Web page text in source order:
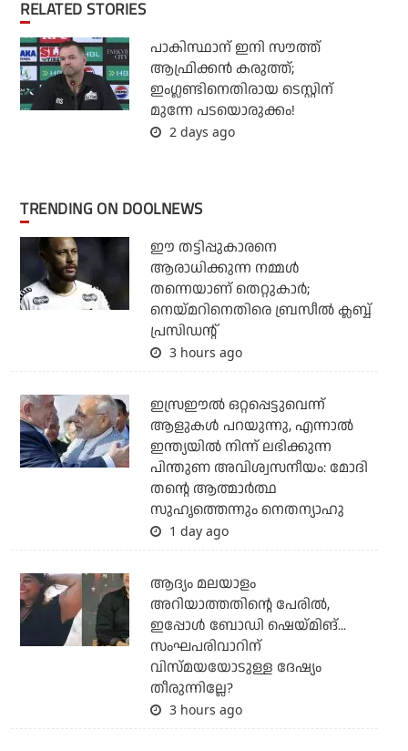
RELATED STORIES
പാകിസ്ഥാന് ഇനി സൗത്ത്
ആഫ്രിക്കന്‍ കരുത്ത്;
ഇംഗ്ലണ്ടിനെതിരായ ടെസ്റ്റിന്
മുന്നേ പടയൊരുക്കം!
2 days ago
TRENDING ON DOOLNEWS
ഈ തട്ടിപ്പുകാരനെ
ആരാധിക്കുന്ന നമ്മള്‍
തന്നെയാണ് തെറ്റുകാര്‍;
നെയ്മറിനെതിരെ ബ്രസീല്‍ ക്ലബ്ബ്
പ്രസിഡന്റ്
3 hours ago
ഇസ്രഈല്‍ ഒറ്റപ്പെട്ടുവെന്ന്
ആളുകള്‍ പറയുന്നു, എന്നാല്‍
ഇന്ത്യയില്‍ നിന്ന് ലഭിക്കുന്ന
പിന്തുണ അവിശ്വസനീയം: മോദി
തന്റെ ആത്മാര്‍ത്ഥ
സുഹൃത്തെന്നും നെതന്യാഹു
1 day ago
ആദ്യം മലയാളം
അറിയാത്തതിന്റെ പേരില്‍,
ഇപ്പോള്‍ ബോഡി ഷെയ്മിങ്...
സംഘപരിവാറിന്
വിസ്മയയോടുള്ള ദേഷ്യം
തീരുന്നില്ലേ?
3 hours ago